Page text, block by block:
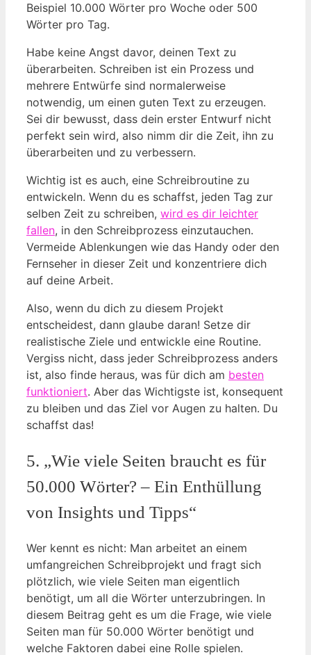
Beispiel 10.000 Wörter pro Woche oder 500
Wörter pro Tag.
Habe keine Angst davor, deinen Text zu
überarbeiten. Schreiben ist ein Prozess und
mehrere Entwürfe sind normalerweise
notwendig, um einen guten Text zu erzeugen.
Sei dir bewusst, dass dein erster Entwurf nicht
perfekt sein wird, also nimm dir die Zeit, ihn zu
überarbeiten und zu verbessern.
Wichtig ist es auch, eine Schreibroutine zu
entwickeln. Wenn du es schaffst, jeden Tag zur
selben Zeit zu schreiben, wird es dir leichter
fallen, in den Schreibprozess einzutauchen.
Vermeide Ablenkungen wie das Handy oder den
Fernseher in dieser Zeit und konzentriere dich
auf deine Arbeit.
Also, wenn du dich zu diesem Projekt
entscheidest, dann glaube daran! Setze dir
realistische Ziele und entwickle eine Routine.
Vergiss nicht, dass jeder Schreibprozess anders
ist, also finde heraus, was für dich am besten
funktioniert. Aber das Wichtigste ist, konsequent
zu bleiben und das Ziel vor Augen zu halten. Du
schaffst das!
5. „Wie viele Seiten braucht es für
50.000 Wörter? – Ein Enthüllung
von Insights und Tipps“
Wer kennt es nicht: Man arbeitet an einem
umfangreichen Schreibprojekt und fragt sich
plötzlich, wie viele Seiten man eigentlich
benötigt, um all die Wörter unterzubringen. In
diesem Beitrag geht es um die Frage, wie viele
Seiten man für 50.000 Wörter benötigt und
welche Faktoren dabei eine Rolle spielen.